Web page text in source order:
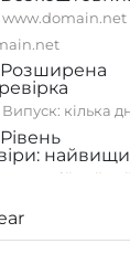
www.domain.net
Розширена
Випуск: кілька
Рівень
комерційний
Гарантія: 1